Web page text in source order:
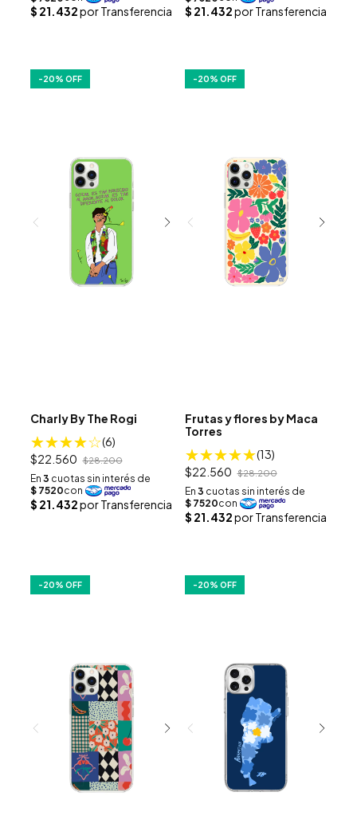
-20% OFF
Charly By The Rogi
(6)
$22.560 $28.200
-20% OFF
Frutas y flores by Maca
Torres
(13)
$22.560 $28.200
-20% OFF -20% OFF